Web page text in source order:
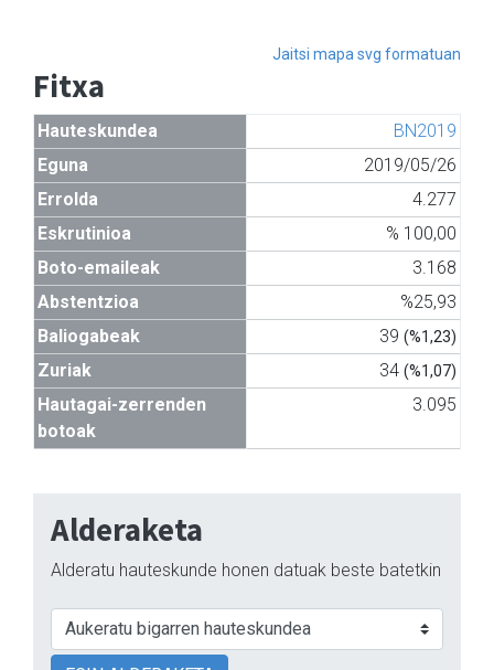
Jaitsi mapa svg formatuan
Fitxa
Hauteskundea
BN2019
Eguna
2019/05/26
Errolda
4.277
Eskrutinioa
% 100,00
Boto-emaileak
3.168
Abstentzioa
%25,93
Baliogabeak
39 (%1,23)
Zuriak 34 (%1,07)
Hautagai-zerrenden
botoak
3.095
Alderaketa
Alderatu hauteskunde honen datuak beste batetkin